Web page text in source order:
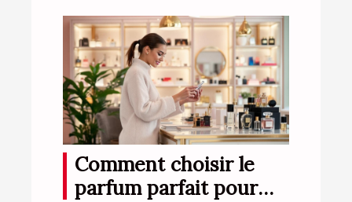
Comment choisir le
parfum parfait pour